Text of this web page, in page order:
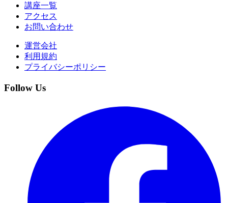
講座一覧
アクセス
お問い合わせ
運営会社
利用規約
プライバシーポリシー
Follow Us